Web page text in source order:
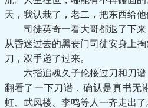
天，我认栽了，老二，把东西给他
司徒英奇一看大哥都退了下来
从昏迷过去的黑丧门司徒安身上
刀，双手递了过来。
六指追魂久子伦接过刀和刀谱
翻看了一下刀谱，确认是真书无
虹、武凤楼、李鸣等人一齐走出了